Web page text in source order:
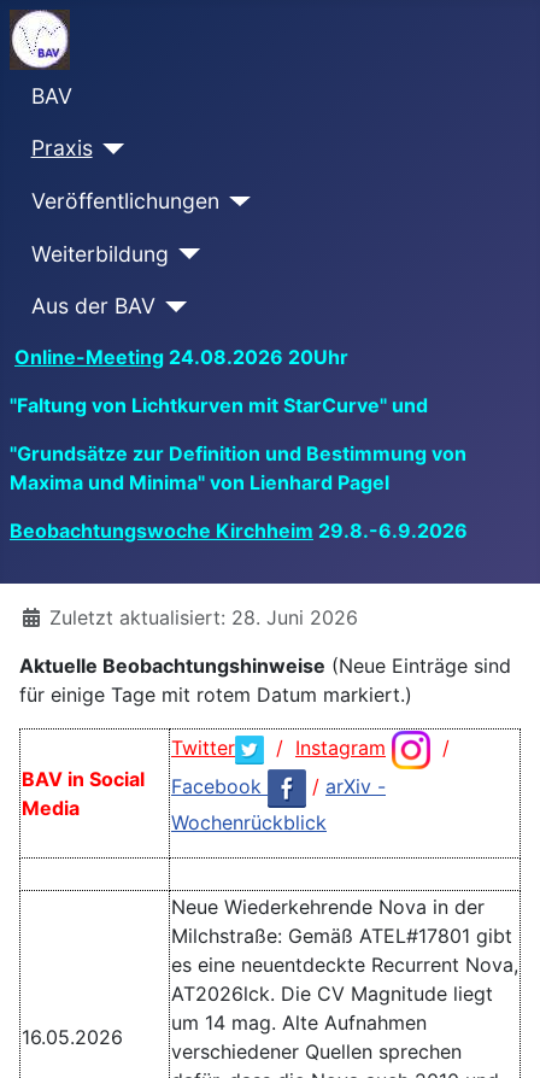
BAV
Praxis
Veröffentlichungen
Weiterbildung
Aus der BAV
Online-Meeting 24.08.2026 20Uhr
"Faltung von Lichtkurven mit StarCurve" und
"Grundsätze zur Definition und Bestimmung von
Maxima und Minima" von Lienhard Pagel
Beobachtungswoche Kirchheim 29.8.-6.9.2026
DetailsZuletzt aktualisiert: 28. Juni 2026
Aktuelle Beobachtungshinweise (Neue Einträge sind
für einige Tage mit rotem Datum markiert.)
BAV in Social
Media
Twitter / Instagram
/
Facebook
/ arXiv -
Wochenrückblick
16.05.2026
Neue Wiederkehrende Nova in der
Milchstraße: Gemäß ATEL#17801 gibt
es eine neuentdeckte Recurrent Nova,
AT2026lck. Die CV Magnitude liegt
um 14 mag. Alte Aufnahmen
verschiedener Quellen sprechen